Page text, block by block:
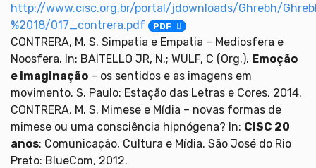
http://www.cisc.org.br/portal/jdownloads/Ghrebh/
%2018/017_contrera.pdf
PDF
CONTRERA, M. S. Simpatia e Empatia – Mediosfera e
Noosfera. In: BAITELLO JR, N.; WULF, C (Org.). Emoção
e imaginação – os sentidos e as imagens em
movimento. S. Paulo: Estação das Letras e Cores, 2014.
CONTRERA, M. S. Mimese e Mídia – novas formas de
mimese ou uma consciência hipnógena? In: CISC 20
anos: Comunicação, Cultura e Mídia. São José do Rio
Preto: BlueCom, 2012.